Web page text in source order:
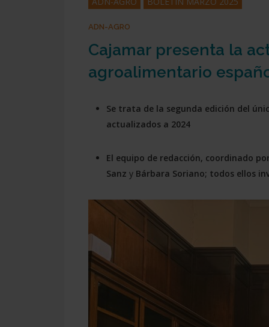
Presiona enter para buscar o ESC para cerrar
ADN-AGRO
Cajamar presenta la
agroalimentario
Se trata de la segunda edición del
actualizados a 2024
El equipo de redacción, coordinado
Sanz y Bárbara Soriano; todos ellos